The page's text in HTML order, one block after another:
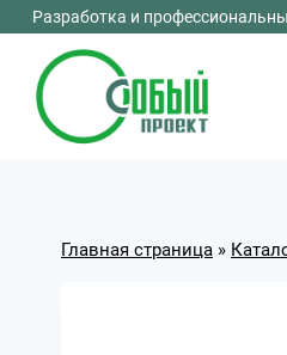
Перейти
содержимому
Разработка и
Главная страница »